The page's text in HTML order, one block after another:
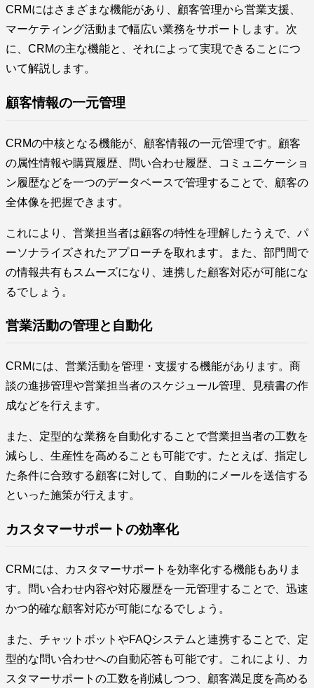
CRMにはさまざまな機能があり、顧客管理から営業支援、
マーケティング活動まで幅広い業務をサポートします。次
に、CRMの主な機能と、それによって実現できることにつ
いて解説します。
顧客情報の一元管理
CRMの中核となる機能が、顧客情報の一元管理です。顧客
の属性情報や購買履歴、問い合わせ履歴、コミュニケーショ
ン履歴などを一つのデータベースで管理することで、顧客の
全体像を把握できます。
これにより、営業担当者は顧客の特性を理解したうえで、パ
ーソナライズされたアプローチを取れます。また、部門間で
の情報共有もスムーズになり、連携した顧客対応が可能にな
るでしょう。
営業活動の管理と自動化
CRMには、営業活動を管理・支援する機能があります。商
談の進捗管理や営業担当者のスケジュール管理、見積書の作
成などを行えます。
また、定型的な業務を自動化することで営業担当者の工数を
減らし、生産性を高めることも可能です。たとえば、指定し
た条件に合致する顧客に対して、自動的にメールを送信する
といった施策が行えます。
カスタマーサポートの効率化
CRMには、カスタマーサポートを効率化する機能もありま
す。問い合わせ内容や対応履歴を一元管理することで、迅速
かつ的確な顧客対応が可能になるでしょう。
また、チャットボットやFAQシステムと連携することで、定
型的な問い合わせへの自動応答も可能です。これにより、カ
スタマーサポートの工数を削減しつつ、顧客満足度を高める